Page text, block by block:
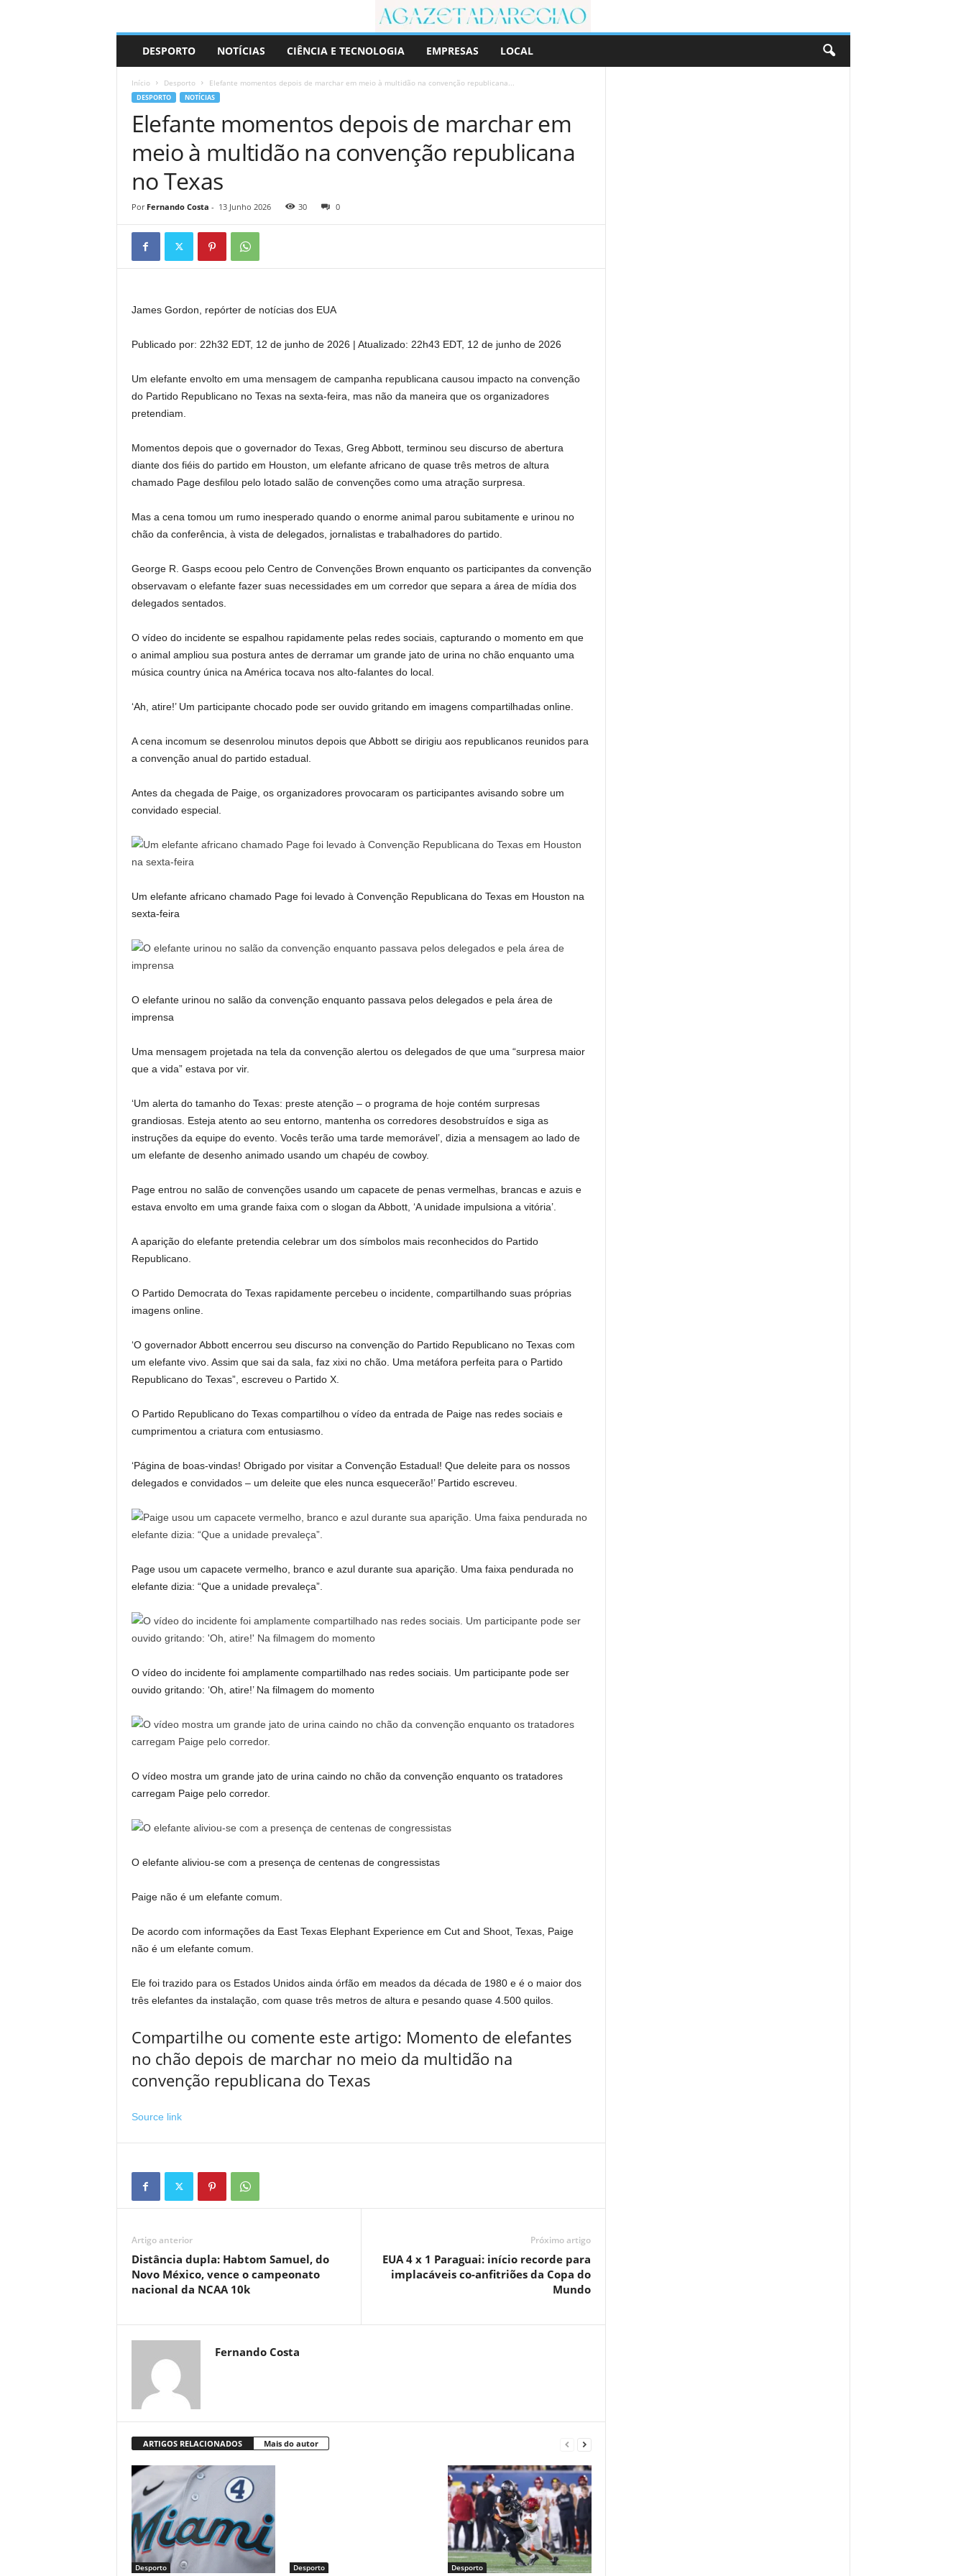
r
DESPORTO NOTÍCIAS CIÊNCIA E TECNOLOGIA EMPRESAS LOCAL
Início Desporto Elefante momentos depois de marchar em meio à multidão na convenção republicana...
DESPORTO NOTÍCIAS
Elefante momentos depois de marchar em
meio à multidão na convenção republicana
no Texas
Por Fernando Costa - 13 Junho 2026 30 0
James Gordon, repórter de notícias dos EUA
Publicado por: 22h32 EDT, 12 de junho de 2026 | Atualizado: 22h43 EDT, 12 de junho de 2026
Um elefante envolto em uma mensagem de campanha republicana causou impacto na convenção
do Partido Republicano no Texas na sexta-feira, mas não da maneira que os organizadores
pretendiam.
Momentos depois que o governador do Texas, Greg Abbott, terminou seu discurso de abertura
diante dos fiéis do partido em Houston, um elefante africano de quase três metros de altura
chamado Page desfilou pelo lotado salão de convenções como uma atração surpresa.
Mas a cena tomou um rumo inesperado quando o enorme animal parou subitamente e urinou no
chão da conferência, à vista de delegados, jornalistas e trabalhadores do partido.
George R. Gasps ecoou pelo Centro de Convenções Brown enquanto os participantes da convenção
observavam o elefante fazer suas necessidades em um corredor que separa a área de mídia dos
delegados sentados.
O vídeo do incidente se espalhou rapidamente pelas redes sociais, capturando o momento em que
o animal ampliou sua postura antes de derramar um grande jato de urina no chão enquanto uma
música country única na América tocava nos alto-falantes do local.
‘Ah, atire!’ Um participante chocado pode ser ouvido gritando em imagens compartilhadas online.
A cena incomum se desenrolou minutos depois que Abbott se dirigiu aos republicanos reunidos para
a convenção anual do partido estadual.
Antes da chegada de Paige, os organizadores provocaram os participantes avisando sobre um
convidado especial.
Um elefante africano chamado Page foi levado à Convenção Republicana do Texas em Houston na
sexta-feira
O elefante urinou no salão da convenção enquanto passava pelos delegados e pela área de
imprensa
Uma mensagem projetada na tela da convenção alertou os delegados de que uma “surpresa maior
que a vida” estava por vir.
‘Um alerta do tamanho do Texas: preste atenção – o programa de hoje contém surpresas
grandiosas. Esteja atento ao seu entorno, mantenha os corredores desobstruídos e siga as
instruções da equipe do evento. Vocês terão uma tarde memorável’, dizia a mensagem ao lado de
um elefante de desenho animado usando um chapéu de cowboy.
Page entrou no salão de convenções usando um capacete de penas vermelhas, brancas e azuis e
estava envolto em uma grande faixa com o slogan da Abbott, ‘A unidade impulsiona a vitória’.
A aparição do elefante pretendia celebrar um dos símbolos mais reconhecidos do Partido
Republicano.
O Partido Democrata do Texas rapidamente percebeu o incidente, compartilhando suas próprias
imagens online.
‘O governador Abbott encerrou seu discurso na convenção do Partido Republicano no Texas com
um elefante vivo. Assim que sai da sala, faz xixi no chão. Uma metáfora perfeita para o Partido
Republicano do Texas”, escreveu o Partido X.
O Partido Republicano do Texas compartilhou o vídeo da entrada de Paige nas redes sociais e
cumprimentou a criatura com entusiasmo.
‘Página de boas-vindas! Obrigado por visitar a Convenção Estadual! Que deleite para os nossos
delegados e convidados – um deleite que eles nunca esquecerão!’ Partido escreveu.
Page usou um capacete vermelho, branco e azul durante sua aparição. Uma faixa pendurada no
elefante dizia: “Que a unidade prevaleça”.
O vídeo do incidente foi amplamente compartilhado nas redes sociais. Um participante pode ser
ouvido gritando: ‘Oh, atire!’ Na filmagem do momento
O vídeo mostra um grande jato de urina caindo no chão da convenção enquanto os tratadores
carregam Paige pelo corredor.
O elefante aliviou-se com a presença de centenas de congressistas
Paige não é um elefante comum.
De acordo com informações da East Texas Elephant Experience em Cut and Shoot, Texas, Paige
não é um elefante comum.
Ele foi trazido para os Estados Unidos ainda órfão em meados da década de 1980 e é o maior dos
três elefantes da instalação, com quase três metros de altura e pesando quase 4.500 quilos.
Compartilhe ou comente este artigo: Momento de elefantes
no chão depois de marchar no meio da multidão na
convenção republicana do Texas
Source link
Artigo anterior
Distância dupla: Habtom Samuel, do
Novo México, vence o campeonato
nacional da NCAA 10k
Próximo artigo
EUA 4 x 1 Paraguai: início recorde para
implacáveis ​​co-anfitriões da Copa do
Mundo
Fernando Costa
ARTIGOS RELACIONADOS Mais do autor
Desporto Desporto Desporto